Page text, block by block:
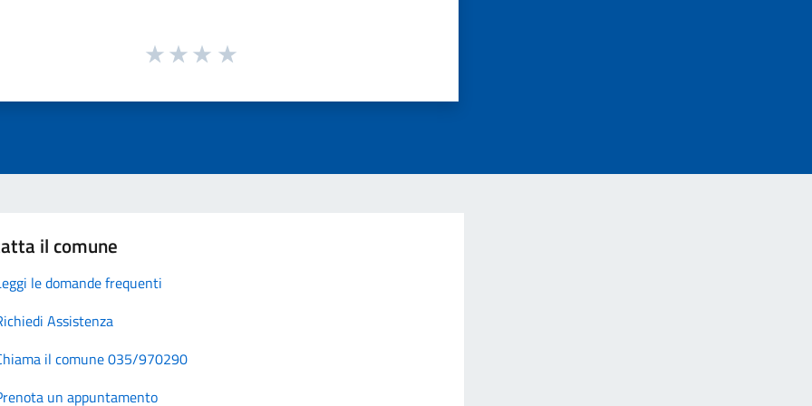
il comune
le domande frequenti
Assistenza
il comune 035/970290
un appuntamento